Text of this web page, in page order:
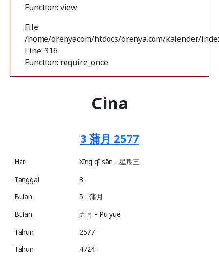
Function: view
File:
/home/orenyacom/htdocs/orenya.com/kalender/
Line: 316
Function: require_once
Cina
3 蒲月 2577
Hari
Xīng qī sān - 星期三
Tanggal
3
Bulan
5 - 蒲月
Bulan
五月 - Pú yuè
Tahun
2577
Tahun
4724